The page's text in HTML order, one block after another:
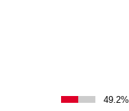
49.2%